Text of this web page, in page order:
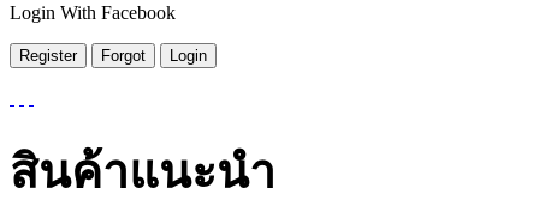
Login With Facebook
สินค้าแนะนำ